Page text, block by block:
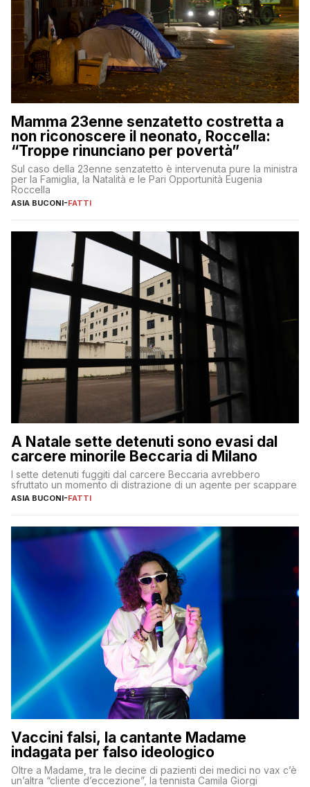
Mamma 23enne senzatetto costretta a
non riconoscere il neonato, Roccella:
“Troppe rinunciano per povertà”
Sul caso della 23enne senzatetto è intervenuta pure la ministra
per la Famiglia, la Natalità e le Pari Opportunità Eugenia
Roccella
ASIA BUCONI-FATTI
A Natale sette detenuti sono evasi dal
carcere minorile Beccaria di Milano
I sette detenuti fuggiti dal carcere Beccaria avrebbero
sfruttato un momento di distrazione di un agente per scappare
ASIA BUCONI-FATTI
Vaccini falsi, la cantante Madame
indagata per falso ideologico
Oltre a Madame, tra le decine di pazienti dei medici no vax c’è
un’altra “cliente d’eccezione”, la tennista Camila Giorgi